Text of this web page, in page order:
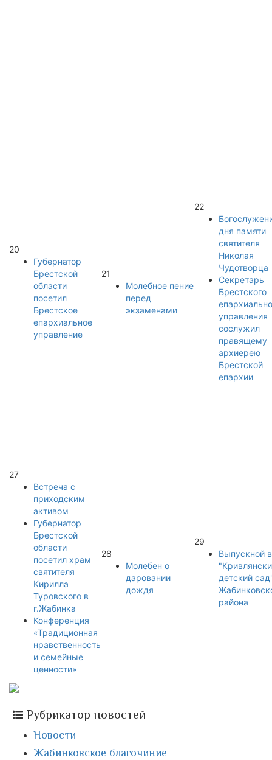
20
Губернатор
Брестской
области
посетил
Брестское
епархиальное
управление
21
Молебное пение
перед
экзаменами
22
дня памяти
святителя
Николая
Чудотворца
Секретарь
Брестского
управления
сослужил
правящему
архиерею
Брестской
епархии
27
Встреча с
приходским
активом
Губернатор
Брестской
области
посетил храм
святителя
Кирилла
Туровского в
г.Жабинка
Конференция
«Традиционная
нравственность
и семейные
ценности»
28
Молебен о
даровании
дождя
29
Выпускной
детский
района
Рубрикатор новостей
Новости
Жабинковское благочиние